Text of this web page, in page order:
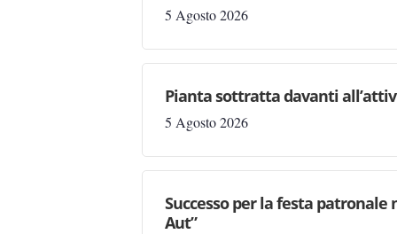
5 Agosto 2026
Pianta sottratta davanti
5 Agosto 2026
Successo per la festa
Aut”